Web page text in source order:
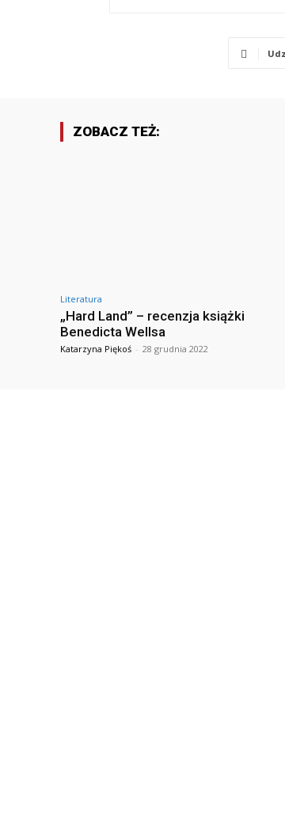
ZOBACZ TEŻ:
Literatura
„Hard Land” – recenzja książki
Benedicta Wellsa
Katarzyna Piękoś - 28 grudnia 2022